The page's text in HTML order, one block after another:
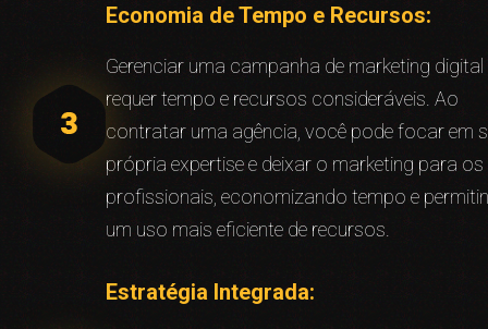
Economia de Tempo e Recursos:
Gerenciar uma campanha de marketing digital
requer tempo e recursos consideráveis. Ao
contratar uma agência, você pode focar em
própria expertise e deixar o marketing para os
profissionais, economizando tempo e
um uso mais eficiente de recursos.
Estratégia Integrada: